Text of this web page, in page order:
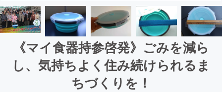
《マイ食器持参啓発》ごみを減ら
し、気持ちよく住み続けられるま
ちづくりを！